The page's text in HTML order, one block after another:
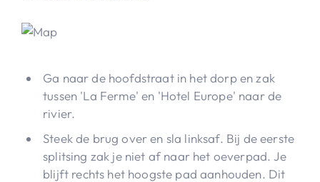
Ga naar de hoofdstraat in het dorp en zak
tussen 'La Ferme' en 'Hotel Europe' naar de
rivier.
Steek de brug over en sla linksaf. Bij de eerste
splitsing zak je niet af naar het oeverpad. Je
blijft rechts het hoogste pad aanhouden. Dit